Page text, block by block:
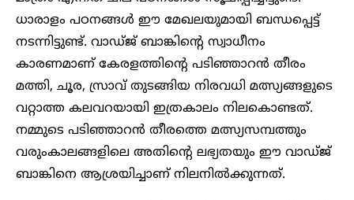
ധാരാളം പഠനങ്ങൾ ഈ മേഖലയുമായി ബന്ധപ്പെട്ട്
നടന്നിട്ടുണ്ട്. വാഡ്ജ് ബാങ്കിന്റെ സ്വാധീനം
കാരണമാണ് കേരളത്തിന്റെ പടിഞ്ഞാറൻ തീരം
മത്തി, ചൂര, സ്രാവ് തുടങ്ങിയ നിരവധി മത്സ്യങ്ങളുടെ
വറ്റാത്ത കലവറയായി ഇത്രകാലം നിലകൊണ്ടത്.
നമ്മുടെ പടിഞ്ഞാറൻ തീരത്തെ മത്സ്യസമ്പത്തും
വരുംകാലങ്ങളിലെ അതിന്റെ ലഭ്യതയും ഈ വാഡ്ജ്
ബാങ്കിനെ ആശ്രയിച്ചാണ് നിലനിൽക്കുന്നത്.